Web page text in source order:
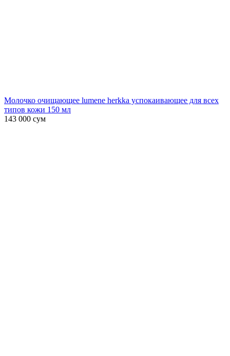
Молочко очищающее lumene herkka успокаивающее для всех
типов кожи 150 мл
143 000 сум